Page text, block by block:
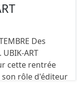
Des
ART
cette rentrée
son rôle d'éditeur